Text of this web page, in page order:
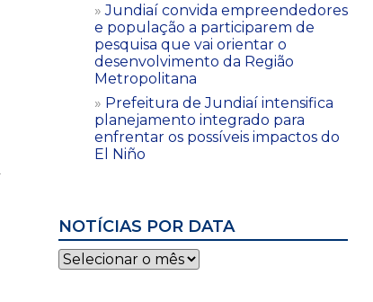
Jundiaí convida empreendedores
e população a participarem de
pesquisa que vai orientar o
desenvolvimento da Região
Metropolitana
Prefeitura de Jundiaí intensifica
planejamento integrado para
enfrentar os possíveis impactos do
El Niño
NOTÍCIAS POR DATA
Notícias
por